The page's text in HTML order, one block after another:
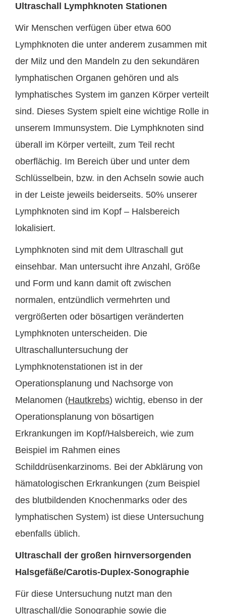
Ultraschall Lymphknoten Stationen
Wir Menschen verfügen über etwa 600
Lymphknoten die unter anderem zusammen mit
der Milz und den Mandeln zu den sekundären
lymphatischen Organen gehören und als
lymphatisches System im ganzen Körper verteilt
sind. Dieses System spielt eine wichtige Rolle in
unserem Immunsystem. Die Lymphknoten sind
überall im Körper verteilt, zum Teil recht
oberflächig. Im Bereich über und unter dem
Schlüsselbein, bzw. in den Achseln sowie auch
in der Leiste jeweils beiderseits. 50% unserer
Lymphknoten sind im Kopf – Halsbereich
lokalisiert.
Lymphknoten sind mit dem Ultraschall gut
einsehbar. Man untersucht ihre Anzahl, Größe
und Form und kann damit oft zwischen
normalen, entzündlich vermehrten und
vergrößerten oder bösartigen veränderten
Lymphknoten unterscheiden. Die
Ultraschalluntersuchung der
Lymphknotenstationen ist in der
Operationsplanung und Nachsorge von
Melanomen (Hautkrebs) wichtig, ebenso in der
Operationsplanung von bösartigen
Erkrankungen im Kopf/Halsbereich, wie zum
Beispiel im Rahmen eines
Schilddrüsenkarzinoms. Bei der Abklärung von
hämatologischen Erkrankungen (zum Beispiel
des blutbildenden Knochenmarks oder des
lymphatischen System) ist diese Untersuchung
ebenfalls üblich.
Ultraschall der großen hirnversorgenden
Halsgefäße/Carotis-Duplex-Sonographie
Für diese Untersuchung nutzt man den
Ultraschall/die Sonographie sowie die